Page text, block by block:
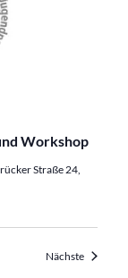
Workshop
Straße 24,
Nächste